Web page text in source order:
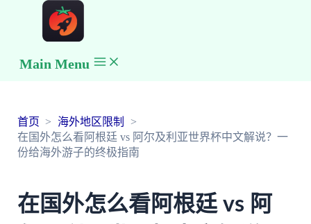
Main Menu
首页
海外地区限制
在国外怎么看阿根廷 vs 阿尔及利亚世界杯中文解说？一
份给海外游子的终极指南
在国外怎么看阿根廷 vs 阿